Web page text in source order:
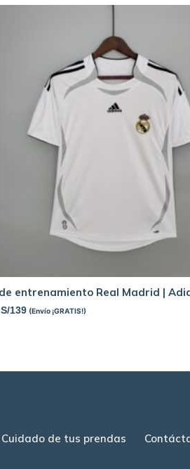
entrenamiento Real Madrid |
S/139 (Envío ¡GRATIS!)
Cuidado de tus prendas